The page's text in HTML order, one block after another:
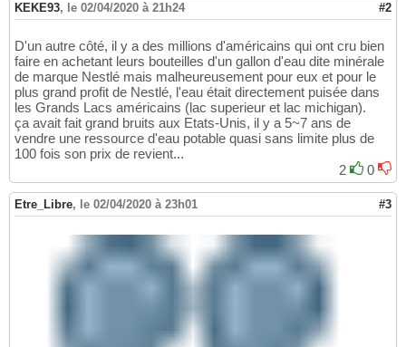
KEKE93, le 02/04/2020 à 21h24 #2
D'un autre côté, il y a des millions d'américains qui ont cru bien
faire en achetant leurs bouteilles d'un gallon d'eau dite minérale
de marque Nestlé mais malheureusement pour eux et pour le
plus grand profit de Nestlé, l'eau était directement puisée dans
les Grands Lacs américains (lac superieur et lac michigan).
ça avait fait grand bruits aux Etats-Unis, il y a 5~7 ans de
vendre une ressource d'eau potable quasi sans limite plus de
100 fois son prix de revient...
2
0
Etre_Libre, le 02/04/2020 à 23h01 #3